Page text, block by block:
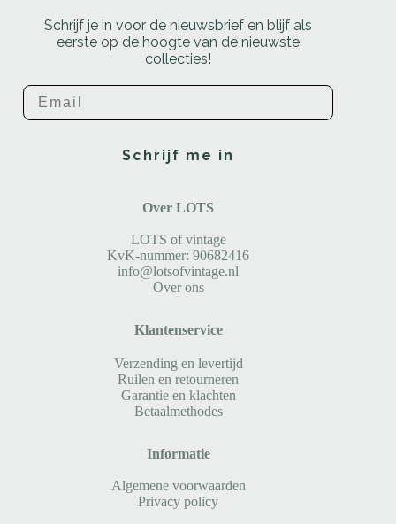
Schrijf je in voor de nieuwsbrief en blijf als
eerste op de hoogte van de nieuwste
collecties!
Email
Schrijf me in
Over LOTS
LOTS of vintage
KvK-nummer: 90682416
info@lotsofvintage.nl
Over ons
Klantenservice
Verzending en levertijd
Ruilen en retourneren
Garantie en klachten
Betaalmethodes
Informatie
Algemene voorwaarden
Privacy policy